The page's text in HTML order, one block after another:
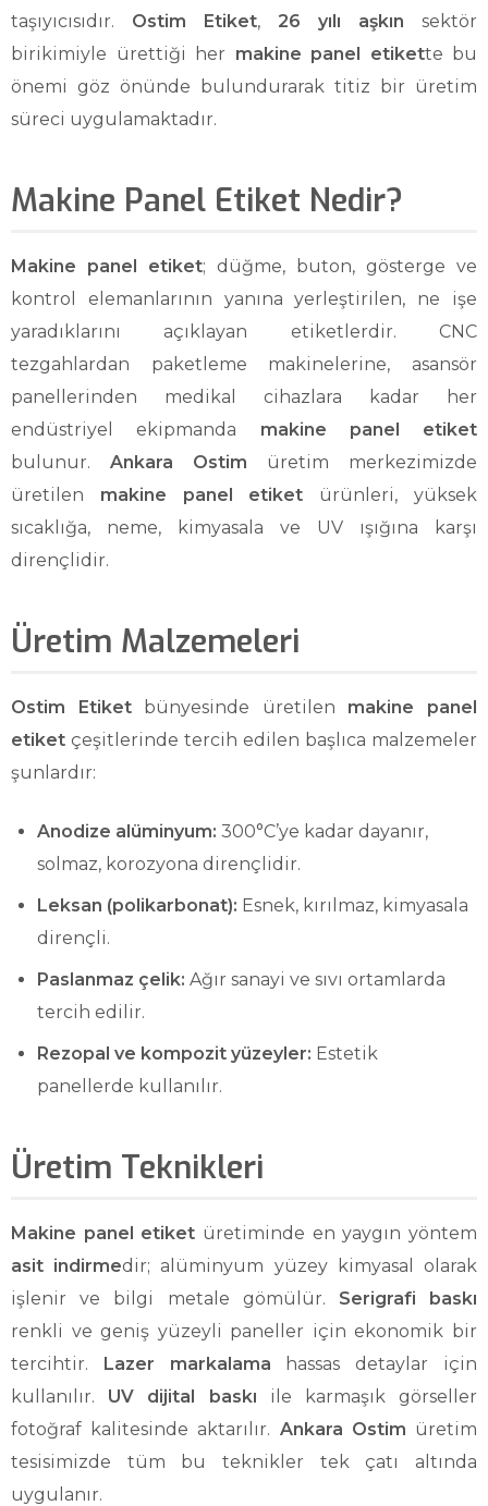
taşıyıcısıdır. Ostim Etiket, 26 yılı aşkın sektör
birikimiyle ürettiği her makine panel etikette bu
önemi göz önünde bulundurarak titiz bir üretim
süreci uygulamaktadır.
Makine Panel Etiket Nedir?
Makine panel etiket; düğme, buton, gösterge ve
kontrol elemanlarının yanına yerleştirilen, ne işe
yaradıklarını açıklayan etiketlerdir. CNC
tezgahlardan paketleme makinelerine, asansör
panellerinden medikal cihazlara kadar her
endüstriyel ekipmanda makine panel etiket
bulunur. Ankara Ostim üretim merkezimizde
üretilen makine panel etiket ürünleri, yüksek
sıcaklığa, neme, kimyasala ve UV ışığına karşı
dirençlidir.
Üretim Malzemeleri
Ostim Etiketbünyesinde üretilen makine panel
etiket çeşitlerinde tercih edilen başlıca malzemeler
şunlardır:
Anodize alüminyum: 300°C’ye kadar dayanır,
solmaz, korozyona dirençlidir.
Leksan (polikarbonat): Esnek, kırılmaz, kimyasala
dirençli.
Paslanmaz çelik: Ağır sanayi ve sıvı ortamlarda
tercih edilir.
Rezopal ve kompozit yüzeyler: Estetik
panellerde kullanılır.
Üretim Teknikleri
Makine panel etiket üretiminde en yaygın yöntem
asit indirmedir; alüminyum yüzey kimyasal olarak
işlenir ve bilgi metale gömülür. Serigrafi baskı
renkli ve geniş yüzeyli paneller için ekonomik bir
tercihtir. Lazer markalama hassas detaylar için
kullanılır. UV dijital baskı ile karmaşık görseller
fotoğraf kalitesinde aktarılır. Ankara Ostim üretim
tesisimizde tüm bu teknikler tek çatı altında
uygulanır.